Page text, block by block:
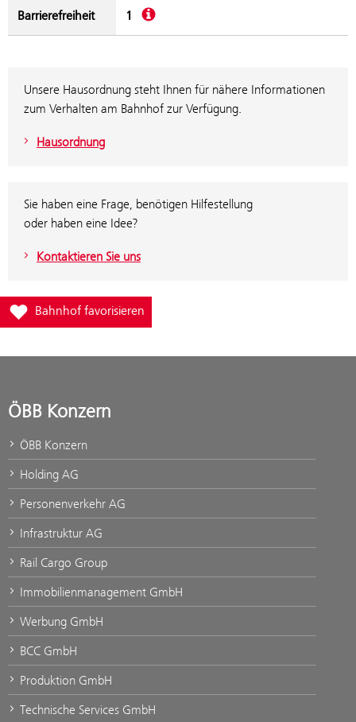
Barrierefreiheit 1 Beschreibung
Unsere Hausordnung steht Ihnen für nähere Informationen
zum Verhalten am Bahnhof zur Verfügung.
Hausordnung
Sie haben eine Frage, benötigen Hilfestellung
oder haben eine Idee?
Kontaktieren Sie uns
Füge Bahnhof Heiterwang-Plansee zur Favoritenliste hinzu
Bahnhof favorisieren
ÖBB Konzern
ÖBB Konzern
Holding AG
Personenverkehr AG
Infrastruktur AG
Rail Cargo Group
Immobilienmanagement GmbH
Werbung GmbH
BCC GmbH
Produktion GmbH
Technische Services GmbH